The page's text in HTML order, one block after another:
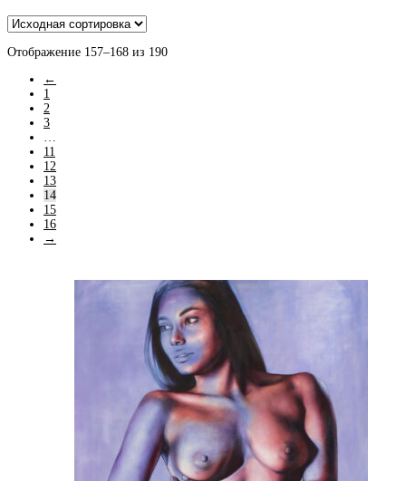
Отображение 157–168 из 190
←
1
2
3
11
12
13
14
15
16
→